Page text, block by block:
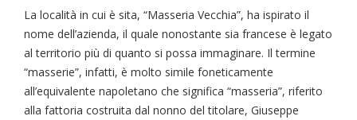
La località in cui è sita, “Masseria Vecchia”, ha ispirato il
nome dell’azienda, il quale nonostante sia francese è legato
al territorio più di quanto si possa immaginare. Il termine
“masserie”, infatti, è molto simile foneticamente
all’equivalente napoletano che significa “masseria”, riferito
alla fattoria costruita dal nonno del titolare, Giuseppe